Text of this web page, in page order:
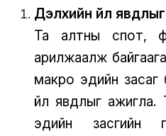
Дэлхийн үйл
Та алтны спот,
арилжаалж
макро эдийн засаг
үйл явдлыг
эдийн засгийн